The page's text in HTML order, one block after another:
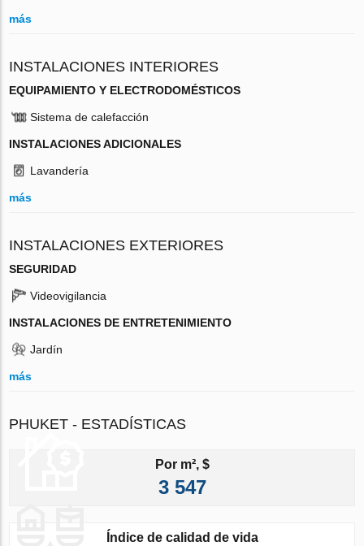
más
INSTALACIONES INTERIORES
EQUIPAMIENTO Y ELECTRODOMÉSTICOS
Sistema de calefacción
INSTALACIONES ADICIONALES
Lavandería
más
INSTALACIONES EXTERIORES
SEGURIDAD
Videovigilancia
INSTALACIONES DE ENTRETENIMIENTO
Jardín
más
PHUKET - ESTADÍSTICAS
Por m², $
3 547
Índice de calidad de vida